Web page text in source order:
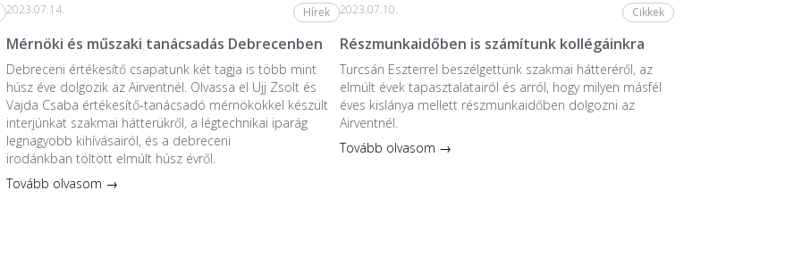
2023.07.14. Hírek
Mérnöki és műszaki tanácsadás Debrecenben
Debreceni értékesítő csapatunk két tagja is több mint
húsz éve dolgozik az Airventnél. Olvassa el Ujj Zsolt és
Vajda Csaba értékesítő-tanácsadó mérnökökkel készült
interjúnkat szakmai hátterükről, a légtechnikai iparág
legnagyobb kihívásairól, és a debreceni
irodánkban töltött elmúlt húsz évről.
Tovább olvasom →
2023.07.10. Cikkek
Részmunkaidőben is számítunk kollégáinkra
Turcsán Eszterrel beszélgettünk szakmai hátteréről, az
elmúlt évek tapasztalatairól és arról, hogy milyen másfél
éves kislánya mellett részmunkaidőben dolgozni az
Airventnél.
Tovább olvasom →